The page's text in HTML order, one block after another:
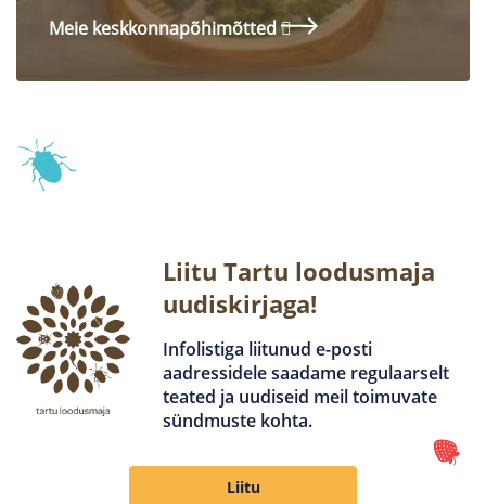
Meie keskkonnapõhimõtted
Liitu Tartu loodusmaja
uudiskirjaga!
Infolistiga liitunud e-posti
aadressidele saadame regulaarselt
teated ja uudiseid meil toimuvate
sündmuste kohta.
Liitu